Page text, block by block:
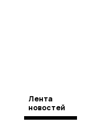
Лента
новостей